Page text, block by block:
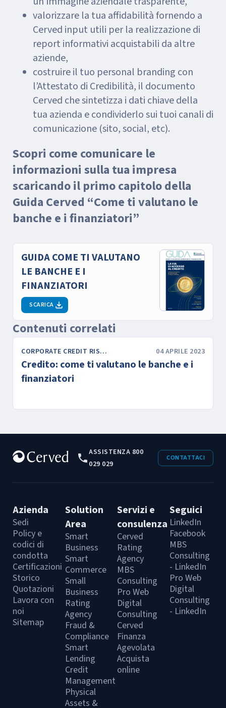
valorizzare la tua affidabilità fornendo a
Cerved input utili per la realizzazione di
report informativi acquistabili da altre
aziende,
costruire il tuo personal branding con
l’Attestato di Credibilità, il documento
Cerved che sintetizza i dati chiave della
tua azienda e condividerlo sui tuoi canali di
comunicazione (sito, social, etc).
Scopri come comunicare le
informazioni sulla tua impresa
scaricando il primo capitolo della
Guida Cerved “Come ti valutano le
banche e i finanziatori”
GUIDA COME TI VALUTANO
LE BANCHE E I
FINANZIATORI
SCARICA
Contenuti correlati
CORPORATE CREDIT RISK & FINANCE 04 APRILE 2023
Credito: come ti valutano le banche e i
finanziatori
ASSISTENZA 800
029 029
CONTATTACI
Azienda
Sedi
Policy e
codici di
condotta
Certificazioni
Storico
Quotazioni
Lavora con
noi
Sitemap
Solution
Area
Smart
Business
Smart
Commerce
Small
Business
Rating
Agency
Fraud &
Compliance
Smart
Lending
Credit
Management
Physical
Assets &
Servizi e
consulenza
Cerved
Rating
Agency
MBS
Consulting
Pro Web
Digital
Consulting
Cerved
Finanza
Agevolata
Acquista
online
Seguici
LinkedIn
Facebook
MBS
Consulting
- LinkedIn
Pro Web
Digital
Consulting
- LinkedIn